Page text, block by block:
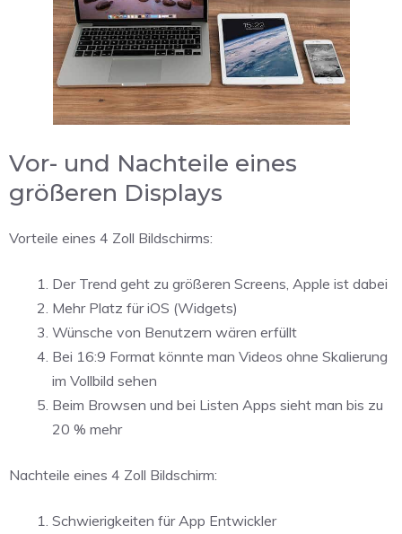
Vor- und Nachteile eines
größeren Displays
Vorteile eines 4 Zoll Bildschirms:
Der Trend geht zu größeren Screens, Apple ist dabei
Mehr Platz für iOS (Widgets)
Wünsche von Benutzern wären erfüllt
Bei 16:9 Format könnte man Videos ohne Skalierung
im Vollbild sehen
Beim Browsen und bei Listen Apps sieht man bis zu
20 % mehr
Nachteile eines 4 Zoll Bildschirm:
Schwierigkeiten für App Entwickler